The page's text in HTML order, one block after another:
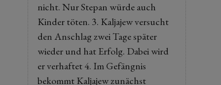
nicht. Nur Stepan würde auch
Kinder töten. 3. Kaljajew versucht
den Anschlag zwei Tage später
wieder und hat Erfolg. Dabei wird
er verhaftet 4. Im Gefängnis
bekommt Kaljajew zunächst